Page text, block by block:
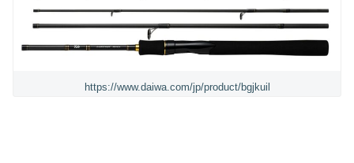
https://www.daiwa.com/jp/product/bgjkuil